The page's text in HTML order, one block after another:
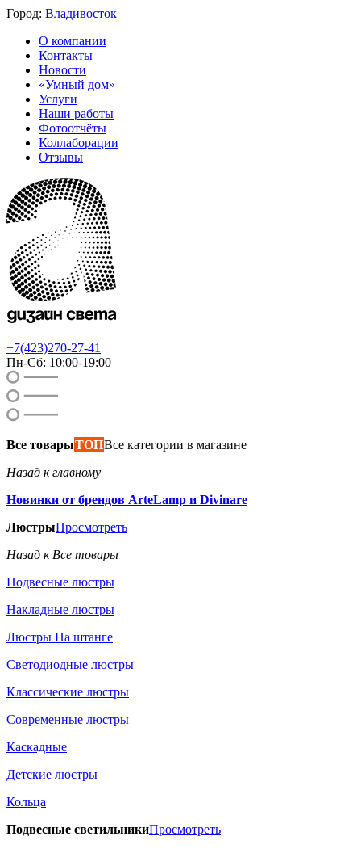
Город: Владивосток
О компании
Контакты
Новости
«Умный дом»
Услуги
Наши работы
Фотоотчёты
Коллаборации
Отзывы
+7(423)270-27-41
Пн-Сб: 10:00-19:00
Все товарыТОПВсе категории в магазине
Назад к главному
Новинки от брендов ArteLamp и Divinare
ЛюстрыПросмотреть
Назад к Все товары
Подвесные люстры
Накладные люстры
Люстры На штанге
Светодиодные люстры
Классические люстры
Современные люстры
Каскадные
Детские люстры
Кольца
Подвесные светильникиПросмотреть